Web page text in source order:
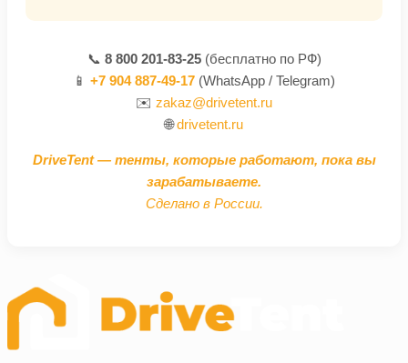
📞 8 800 201-83-25(бесплатно по РФ)
📱 +7 904 887-49-17 (WhatsApp / Telegram)
✉️ zakaz@drivetent.ru
🌐drivetent.ru
DriveTent — тенты, которые работают, пока вы
зарабатываете.
Сделано в России.